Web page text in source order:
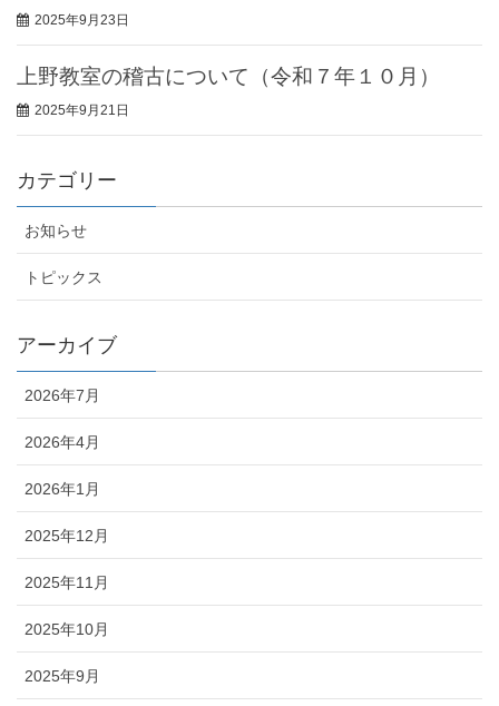
2025年9月23日
上野教室の稽古について（令和７年１０月）
2025年9月21日
カテゴリー
お知らせ
トピックス
アーカイブ
2026年7月
2026年4月
2026年1月
2025年12月
2025年11月
2025年10月
2025年9月